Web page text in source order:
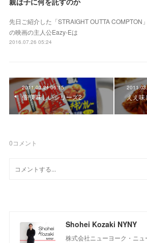
先日ご紹介した「STRAIGHT OUTTA COMPTON
の映画の主人公Eazy-Eは
2016.07.26 05:24
2011.03.24 06:15
倍!美味しいシリーズ2 ええ味
0コメント
Shohei Kozaki NYNY
株式会社ニューヨーク・ニ